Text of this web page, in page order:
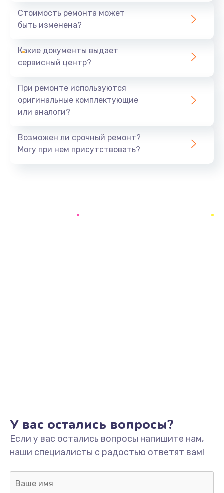
Стоимость ремонта может
быть изменена?
Какие документы выдает
сервисный центр?
При ремонте используются
оригинальные комплектующие
или аналоги?
Возможен ли срочный ремонт?
Могу при нем присутствовать?
У вас остались вопросы?
Если у вас остались вопросы напишите нам,
наши специалисты с радостью ответят вам!